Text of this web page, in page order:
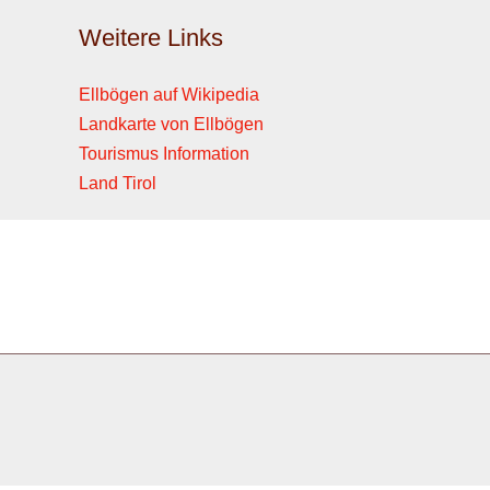
Weitere Links
Ellbögen auf Wikipedia
Landkarte von Ellbögen
Tourismus Information
Land Tirol